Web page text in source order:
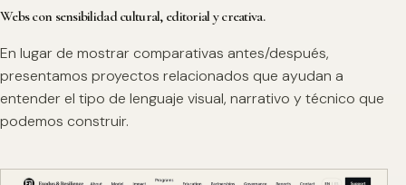
Webs con sensibilidad cultural, editorial y creativa.
En lugar de mostrar comparativas antes/después,
presentamos proyectos relacionados que ayudan a
entender el tipo de lenguaje visual, narrativo y técnico que
podemos construir.